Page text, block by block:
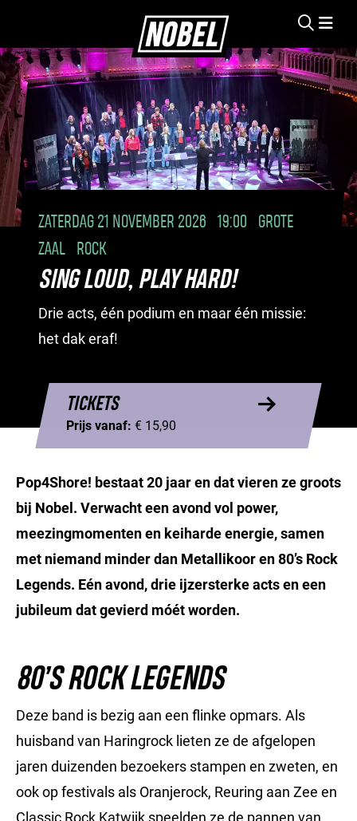
ZATERDAG 21 NOVEMBER 2026 19:00
GROTE
ZAAL
ROCK
SING LOUD, PLAY HARD!
Drie acts, één podium en maar één missie:
het dak eraf!
TICKETS
Prijs vanaf: € 15,90
Pop4Shore! bestaat 20 jaar en dat vieren ze groots
bij Nobel. Verwacht een avond vol power,
meezingmomenten en keiharde energie, samen
met niemand minder dan Metallikoor en 80’s Rock
Legends. Eén avond, drie ijzersterke acts en een
jubileum dat gevierd móét worden.
80’S ROCK LEGENDS
Deze band is bezig aan een flinke opmars. Als
huisband van Haringrock lieten ze de afgelopen
jaren duizenden bezoekers stampen en zweten, en
ook op festivals als Oranjerock, Reuring aan Zee en
Classic Rock Katwijk speelden ze de pannen van